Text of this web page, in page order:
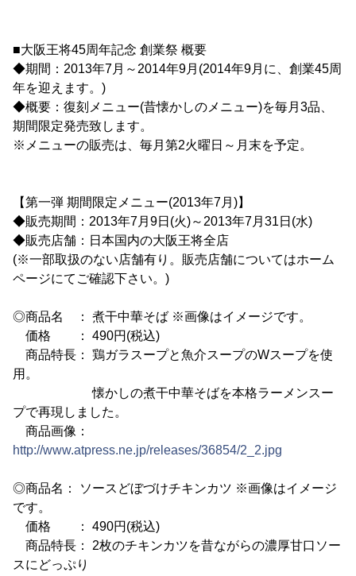
■大阪王将45周年記念 創業祭 概要
◆期間：2013年7月～2014年9月(2014年9月に、創業45周
年を迎えます。)
◆概要：復刻メニュー(昔懐かしのメニュー)を毎月3品、
期間限定発売致します。
※メニューの販売は、毎月第2火曜日～月末を予定。
【第一弾 期間限定メニュー(2013年7月)】
◆販売期間：2013年7月9日(火)～2013年7月31日(水)
◆販売店舗：日本国内の大阪王将全店
(※一部取扱のない店舗有り。販売店舗についてはホーム
ページにてご確認下さい。)
◎商品名 ： 煮干中華そば ※画像はイメージです。
価格 ： 490円(税込)
商品特長： 鶏ガラスープと魚介スープのWスープを使
用。
懐かしの煮干中華そばを本格ラーメンスー
プで再現しました。
商品画像：
http://www.atpress.ne.jp/releases/36854/2_2.jpg
◎商品名： ソースどぼづけチキンカツ ※画像はイメージ
です。
価格 ： 490円(税込)
商品特長： 2枚のチキンカツを昔ながらの濃厚甘口ソー
スにどっぷり